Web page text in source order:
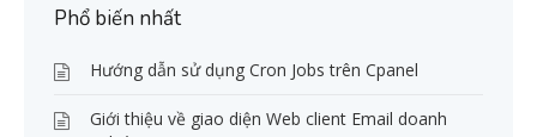
Phổ biến nhất
Hướng dẫn sử dụng Cron Jobs trên Cpanel
Giới thiệu về giao diện Web client Email doanh